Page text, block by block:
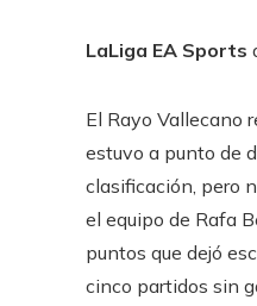
LaLiga EA Sports
El Rayo Vallecano
estuvo a punto de
clasificación, pero
el equipo de Rafa
puntos que dejó
cinco partidos sin